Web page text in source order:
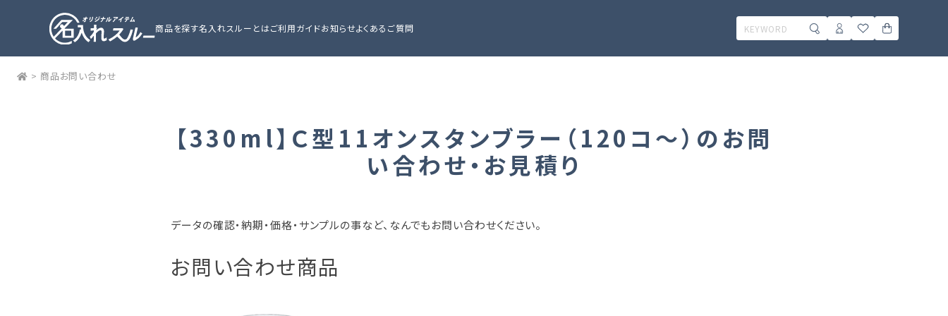
商品を探す名入れスルーとはご利用ガイドお知らせよくあるご質問
> 商品お問い合わせ
【330ml】Ｃ型11オンスタンブラー（120コ～）のお問
い合わせ・お見積り
データの確認・納期・価格・サンプルの事など、なんでもお問い合わせください。
お問い合わせ商品